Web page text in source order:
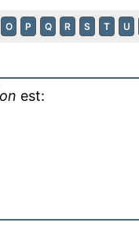
O P Q R S T U
est: